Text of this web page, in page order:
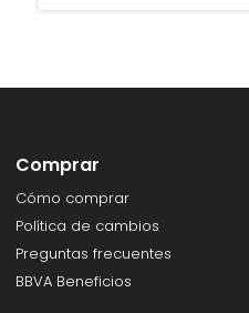
Comprar
Cómo comprar
Política de cambios
Preguntas frecuentes
BBVA Beneficios